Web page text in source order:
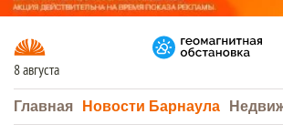
8 августа
Главная Новости Барнаула